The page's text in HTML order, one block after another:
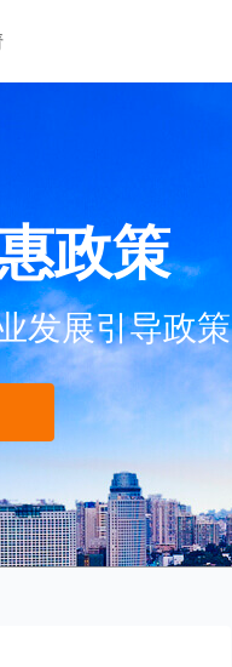
政策
发展引导政策